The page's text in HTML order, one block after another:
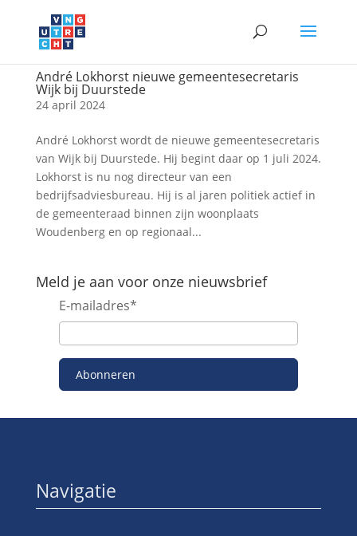
André Lokhorst nieuwe gemeentesecretaris
Wijk bij Duurstede
24 april 2024
André Lokhorst wordt de nieuwe gemeentesecretaris
van Wijk bij Duurstede. Hij begint daar op 1 juli 2024.
Lokhorst is nu nog directeur van een
bedrijfsadviesbureau. Hij is al jaren politiek actief in
de gemeenteraad binnen zijn woonplaats
Woudenberg en op regionaal...
Meld je aan voor onze nieuwsbrief
E-mailadres*
Abonneren
Navigatie